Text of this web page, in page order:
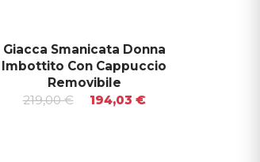
Giacca Smanicata Donna
Imbottito Con Cappuccio
Removibile
219,00 €
194,03 €